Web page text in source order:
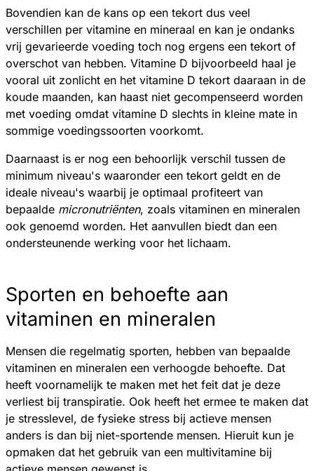
Bovendien kan de kans op een tekort dus veel
verschillen per vitamine en mineraal en kan je ondanks
vrij gevarieerde voeding toch nog ergens een tekort of
overschot van hebben. Vitamine D bijvoorbeeld haal je
vooral uit zonlicht en het vitamine D tekort daaraan in de
koude maanden, kan haast niet gecompenseerd worden
met voeding omdat vitamine D slechts in kleine mate in
sommige voedingssoorten voorkomt.
Daarnaast is er nog een behoorlijk verschil tussen de
minimum niveau's waaronder een tekort geldt en de
ideale niveau's waarbij je optimaal profiteert van
bepaalde micronutriënten, zoals vitaminen en mineralen
ook genoemd worden. Het aanvullen biedt dan een
ondersteunende werking voor het lichaam.
Sporten en behoefte aan
vitaminen en mineralen
Mensen die regelmatig sporten, hebben van bepaalde
vitaminen en mineralen een verhoogde behoefte. Dat
heeft voornamelijk te maken met het feit dat je deze
verliest bij transpiratie. Ook heeft het ermee te maken dat
je stresslevel, de fysieke stress bij actieve mensen
anders is dan bij niet-sportende mensen. Hieruit kun je
opmaken dat het gebruik van een multivitamine bij